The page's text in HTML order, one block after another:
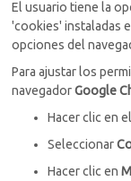
El usuario tiene la
'cookies' instaladas
opciones del
Para ajustar los
navegadorGoogle
Hacer clic en
Seleccionar
Hacer clic en